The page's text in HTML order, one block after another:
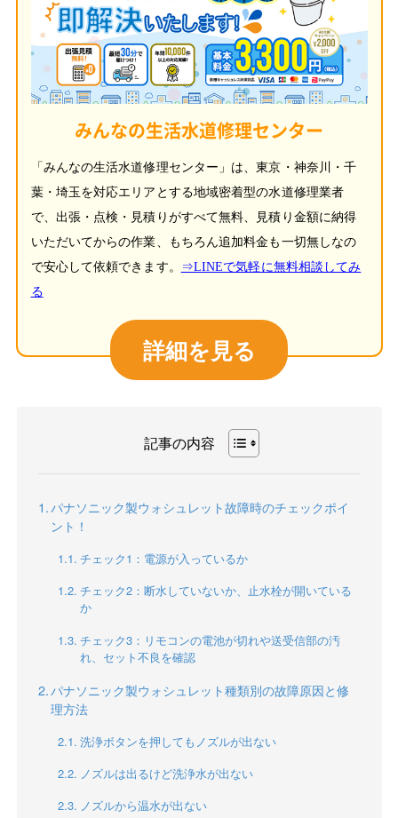
みんなの生活水道修理センター
「みんなの生活水道修理センター」は、東京・神奈川・千
葉・埼玉を対応エリアとする地域密着型の水道修理業者
で、出張・点検・見積りがすべて無料、見積り金額に納得
いただいてからの作業、もちろん追加料金も一切無しなの
で安心して依頼できます。
⇒LINEで気軽に無料相談してみ
る
詳細を見る
記事の内容
パナソニック製ウォシュレット故障時のチェックポイ
ント！
チェック1：電源が入っているか
チェック2：断水していないか、止水栓が開いている
か
チェック3：リモコンの電池が切れや送受信部の汚
れ、セット不良を確認
パナソニック製ウォシュレット種類別の故障原因と修
理方法
洗浄ボタンを押してもノズルが出ない
ノズルは出るけど洗浄水が出ない
ノズルから温水が出ない